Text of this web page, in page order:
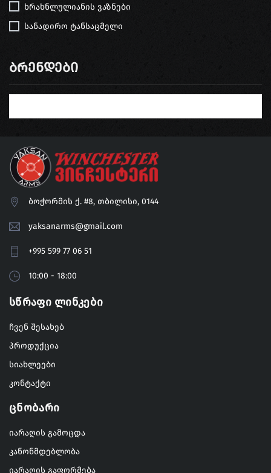
ხრახნლულიანის ვაზნები
სანადირო ტანსაცმელი
Ბრენდები
ბოჭორმის ქ. #8, თბილისი, 0144
yaksanarms@gmail.com
+995 599 77 06 51
10:00 - 18:00
Სწრაფი Ლინკები
ჩვენ შესახებ
პროდუქცია
სიახლეები
კონტაქტი
Ცნობარი
იარაღის გამოცდა
კანონმდებლობა
იარაღის გაფორმება